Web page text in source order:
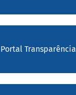
Portal Transparência